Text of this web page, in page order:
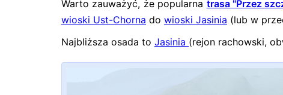
Warto zauważyć, że popularna trasa "Przez
wioski Ust-Chorna do wioski Jasinia (lub w
Najbliższa osada to Jasinia (rejon rachowski,